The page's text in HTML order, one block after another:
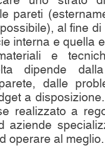
pareti
al fine
interna e quella
e
dipende
dalle
a
realizzato a
aziende
operare al meglio.